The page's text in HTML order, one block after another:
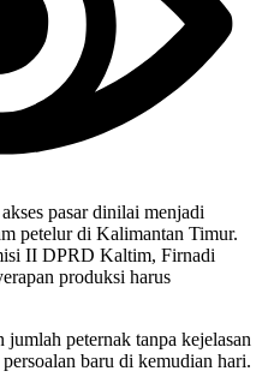
pasar dinilai menjadi
petelur di Kalimantan Timur.
II DPRD Kaltim, Firnadi
produksi harus
peternak tanpa kejelasan
baru di kemudian hari.